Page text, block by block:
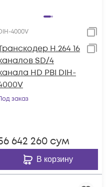
4000V
H.264 16
SD/4
HD PBI DIH-
заказ
642 260 сум
В корзину